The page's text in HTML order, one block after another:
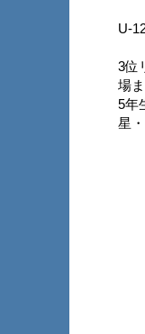
U-
3位
場
5年
星